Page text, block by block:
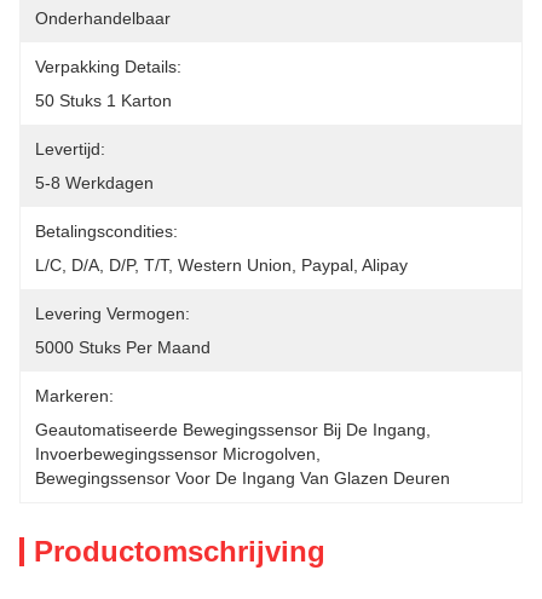
Onderhandelbaar
Verpakking Details:
50 Stuks 1 Karton
Levertijd:
5-8 Werkdagen
Betalingscondities:
L/C, D/A, D/P, T/T, Western Union, Paypal, Alipay
Levering Vermogen:
5000 Stuks Per Maand
Markeren:
Geautomatiseerde Bewegingssensor Bij De Ingang
Invoerbewegingssensor Microgolven
Bewegingssensor Voor De Ingang Van Glazen Deuren
Productomschrijving